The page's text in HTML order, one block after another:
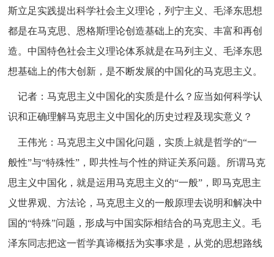
斯立足实践提出科学社会主义理论，列宁主义、毛泽东思想
都是在马克思、恩格斯理论创造基础上的充实、丰富和再创
造。中国特色社会主义理论体系就是在马列主义、毛泽东思
想基础上的伟大创新，是不断发展的中国化的马克思主义。
记者：马克思主义中国化的实质是什么？应当如何科学认
识和正确理解马克思主义中国化的历史过程及现实意义？
王伟光：马克思主义中国化问题，实质上就是哲学的“一
般性”与“特殊性”，即共性与个性的辩证关系问题。所谓马克
思主义中国化，就是运用马克思主义的“一般”，即马克思主
义世界观、方法论，马克思主义的一般原理去说明和解决中
国的“特殊”问题，形成与中国实际相结合的马克思主义。毛
泽东同志把这一哲学真谛概括为实事求是，从党的思想路线